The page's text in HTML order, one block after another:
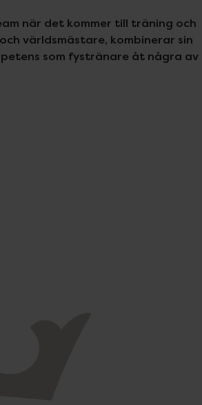
när det kommer till träning och
världsmästare, kombinerar sin
som fystränare åt några av